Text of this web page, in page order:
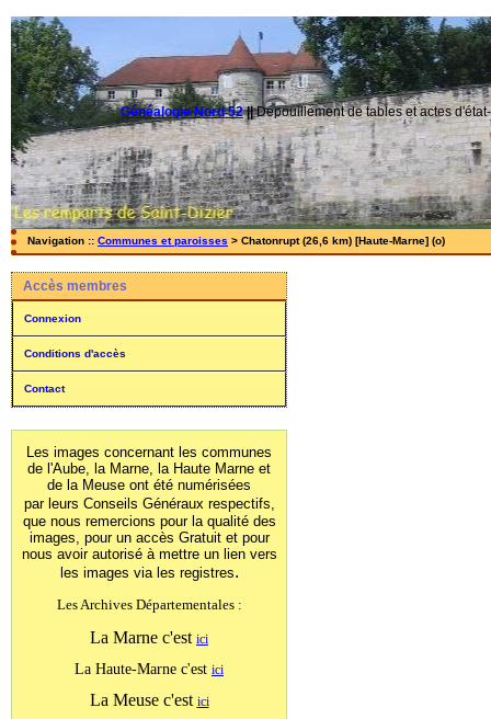
Généalogie Nord 52||Dépouillement de tables et actes
Navigation :: Communes et paroisses > Chatonrupt (26,6 km) [Haute-Marne] (o)
Accès membres
Connexion
Conditions d'accès
Contact
Les images concernant les communes
de l'Aube, la Marne, la Haute Marne et
de la Meuse ont été numérisées
par leurs Conseils Généraux respectifs,
que nous remercions pour la qualité des
images, pour un accès Gratuit et pour
nous avoir autorisé à mettre un lien vers
les images via les registres.
Les Archives Départementales :
La Marne c'est ici
La Haute-Marne c'est ici
La Meuse c'est ici